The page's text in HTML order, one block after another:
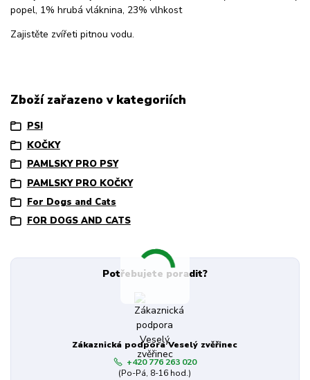
popel, 1% hrubá vláknina, 23% vlhkost
Zajistěte zvířeti pitnou vodu.
Zboží zařazeno v kategoriích
PSI
KOČKY
PAMLSKY PRO PSY
PAMLSKY PRO KOČKY
For Dogs and Cats
FOR DOGS AND CATS
Potřebujete poradit?
Zákaznická podpora Veselý zvěřinec
+420 776 263 020
(Po-Pá, 8-16 hod.)